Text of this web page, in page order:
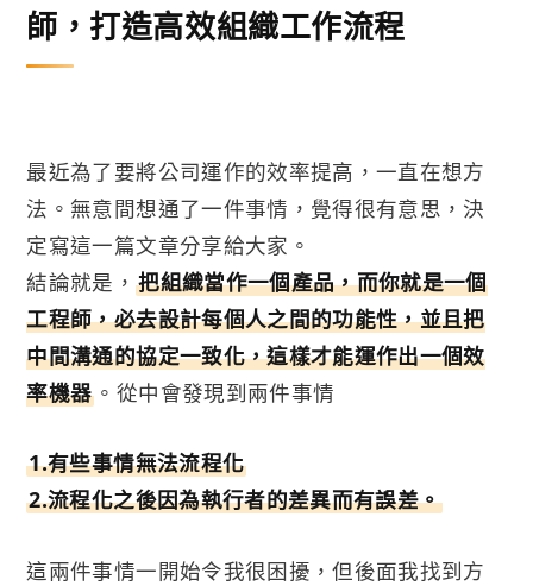
師，打造高效組織工作流程
最近為了要將公司運作的效率提高，一直在想方
法。無意間想通了一件事情，覺得很有意思，決
定寫這一篇文章分享給大家。
結論就是，把組織當作一個產品，而你就是一個
工程師，必去設計每個人之間的功能性，並且把
中間溝通的協定一致化，這樣才能運作出一個效
率機器 。從中會發現到兩件事情
1.有些事情無法流程化
2.流程化之後因為執行者的差異而有誤差。
這兩件事情一開始令我很困擾，但後面我找到方